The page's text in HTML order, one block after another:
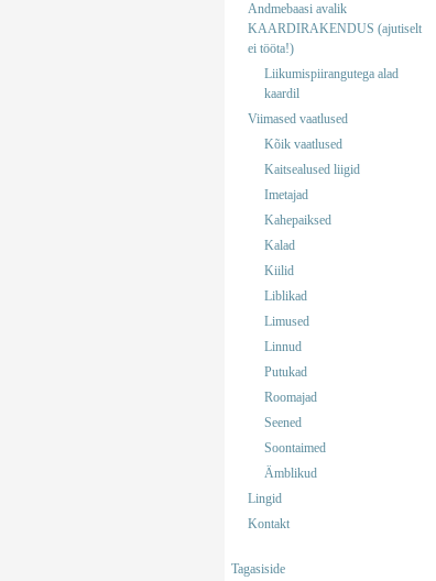
Andmebaasi avalik
KAARDIRAKENDUS (ajutiselt
ei tööta!)
Liikumispiirangutega alad
kaardil
Viimased vaatlused
Kõik vaatlused
Kaitsealused liigid
Imetajad
Kahepaiksed
Kalad
Kiilid
Liblikad
Limused
Linnud
Putukad
Roomajad
Seened
Soontaimed
Ämblikud
Lingid
Kontakt
Tagasiside